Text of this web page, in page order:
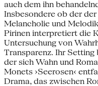
auch dem ihn
Insbesondere ob der
Melancholie und
Pirinen interpretiert die
Untersuchung von
Transparenz. Ihr
der sich Wahn und
Monets ›Seerosen‹
Drama, das zwischen